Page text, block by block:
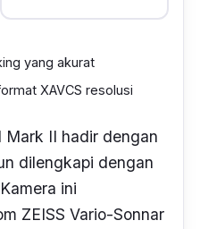
yang akurat
XAVCS resolusi
Mark II hadir dengan
dilengkapi dengan
ini
ZEISS Vario-Sonnar